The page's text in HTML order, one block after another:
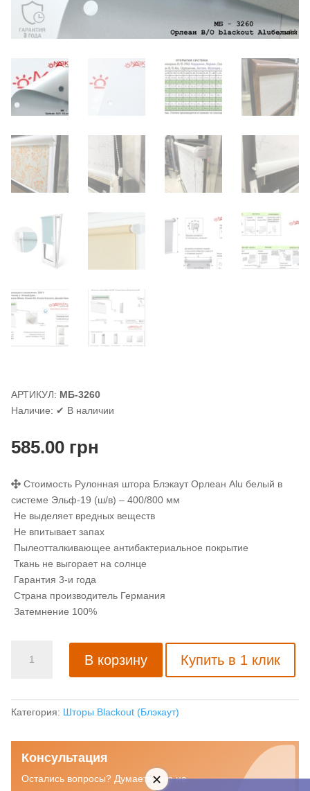
АРТИКУЛ: МБ-3260
Наличие: ✔ В наличии
585.00грн
Стоимость Рулонная штора Блэкаут Орлеан Alu белый в
системе Эльф-19 (ш/в) – 400/800 мм
Не выделяет вредных веществ
Не впитывает запах
Пылеотталкивающее антибактериальное покрытие
Ткань не выгорает на солнце
Гарантия 3-и года
Страна производитель Германия
Затемнение 100%
товара
Блэкаут
Alu
белый
В корзину Купить в 1 клик
Категория: Шторы Blackout (Блэкаут)
Консультация
Остались вопросы? Думаете, что не